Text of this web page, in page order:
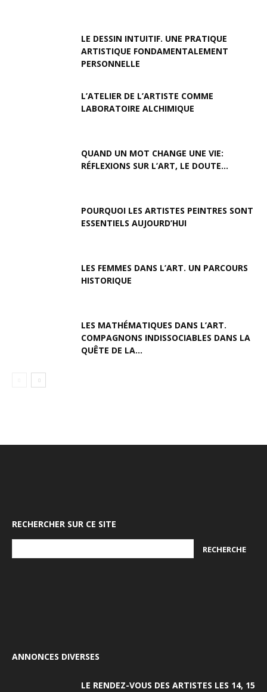
LE DESSIN INTUITIF. UNE PRATIQUE
ARTISTIQUE FONDAMENTALEMENT
PERSONNELLE
L’ATELIER DE L’ARTISTE COMME
LABORATOIRE ALCHIMIQUE
QUAND UN MOT CHANGE UNE VIE:
RÉFLEXIONS SUR L’ART, LE DOUTE...
POURQUOI LES ARTISTES PEINTRES SONT
ESSENTIELS AUJOURD’HUI
LES FEMMES DANS L’ART. UN PARCOURS
HISTORIQUE
LES MATHÉMATIQUES DANS L’ART.
COMPAGNONS INDISSOCIABLES DANS LA
QUÊTE DE LA...
RECHERCHER SUR CE SITE
ANNONCES DIVERSES
LE RENDEZ-VOUS DES ARTISTES LES 14, 15